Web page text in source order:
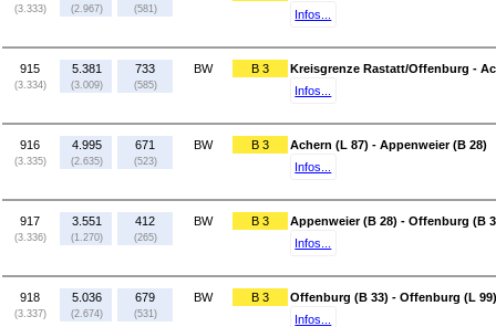
(3.333) (2.967) (581)
Infos...
915
(3.334)
5.381
(3.009)
733
(585)
BW B 3
Kreisgrenze Rastatt/Offenburg -
Infos...
916
(3.335)
4.995
(2.635)
671
(523)
BW B 3
Achern (L 87) - Appenweier (B 28)
Infos...
917
(3.336)
3.551
(1.270)
412
(265)
BW B 3
Appenweier (B 28) - Offenburg (B
Infos...
918
(3.337)
5.036
(2.674)
679
(531)
BW B 3
Offenburg (B 33) - Offenburg (L 99)
Infos...